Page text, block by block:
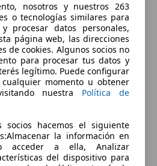
nosotros y nuestros 263
o tecnologías similares para
procesar datos personales,
página web, las direcciones
de cookies. Algunos socios no
para procesar tus datos y
legítimo. Puede configurar
momento u obtener
nuestra Política de
socios hacemos el siguiente
la información en
acceder a ella, Analizar
del dispositivo para